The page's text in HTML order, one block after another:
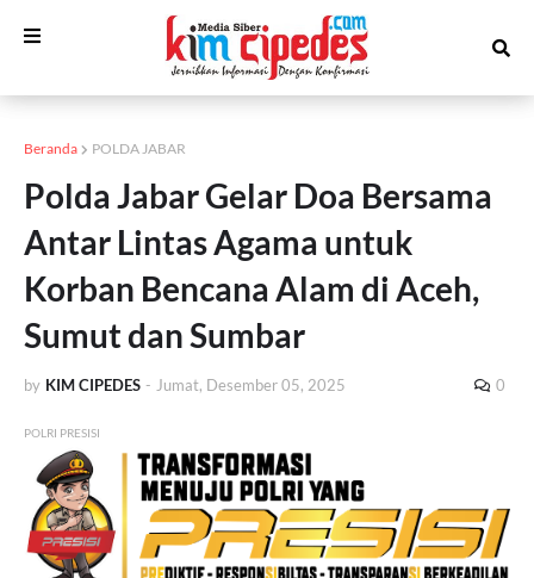
Beranda POLDA JABAR
Polda Jabar Gelar Doa Bersama
Antar Lintas Agama untuk
Korban Bencana Alam di Aceh,
Sumut dan Sumbar
by KIM CIPEDES - Jumat, Desember 05, 2025 0
POLRI PRESISI